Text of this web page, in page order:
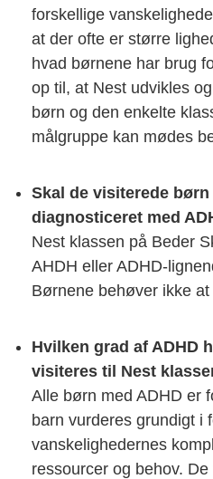
forskellige
at der ofte er større
hvad børnene har brug
op til, at Nest udvikles
børn og den enkelte
målgruppe kan mødes
Skal de visiterede
diagnosticeret med
Nest klassen på Beder
AHDH eller ADHD-
Børnene behøver ikke
Hvilken grad af ADHD
visiteres til Nest
Alle børn med ADHD er
barn vurderes grundigt i
vanskelighedernes
ressourcer og behov.